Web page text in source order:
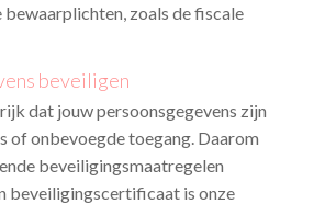
zoals de fiscale
beveiligen
dat jouw persoonsgegevens zijn
of onbevoegde toegang. Daarom
beveiligingsmaatregelen
beveiligingscertificaat is onze